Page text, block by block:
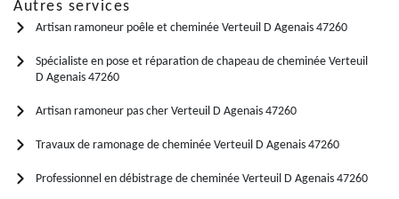
Autres services
Artisan ramoneur poêle et cheminée Verteuil D Agenais 47260
Spécialiste en pose et réparation de chapeau de cheminée Verteuil
D Agenais 47260
Artisan ramoneur pas cher Verteuil D Agenais 47260
Travaux de ramonage de cheminée Verteuil D Agenais 47260
Professionnel en débistrage de cheminée Verteuil D Agenais 47260